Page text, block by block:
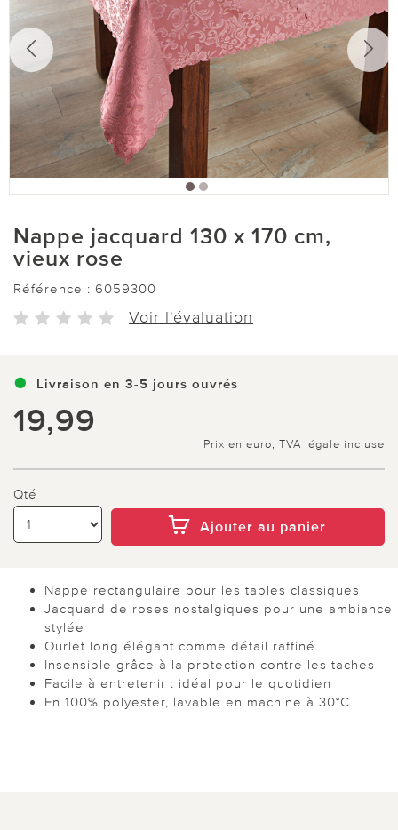
Nappe jacquard 130 x 170 cm,
vieux rose
Référence : 6059300
Voir l'évaluation
Livraison en 3-5 jours ouvrés
19,99
Prix en euro, TVA légale incluse
Qté
Ajouter au panier
Nappe rectangulaire pour les tables classiques
Jacquard de roses nostalgiques pour une ambiance
stylée
Ourlet long élégant comme détail raffiné
Insensible grâce à la protection contre les taches
Facile à entretenir : idéal pour le quotidien
En 100% polyester, lavable en machine à 30°C.